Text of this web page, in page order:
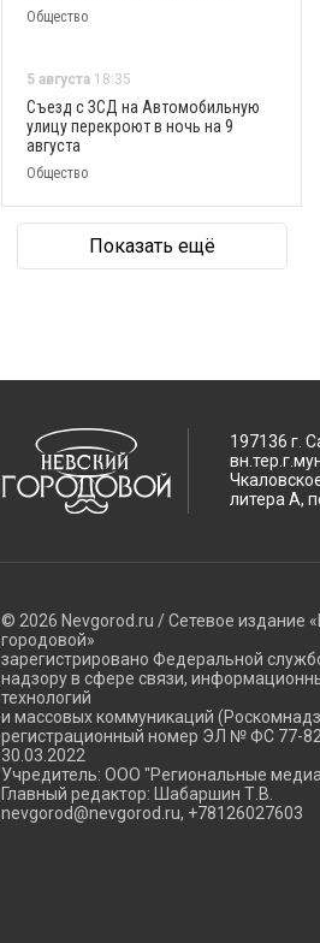
Общество
5 августа 18:35
Съезд с ЗСД на Автомобильную
улицу перекроют в ночь на 9
августа
Общество
Показать ещё
197136 г.
литера А,
© 2026 Nevgorod.ru / Сетевое издание
городовой»
зарегистрировано Федеральной
надзору в сфере связи,
технологий
и массовых коммуникаций
регистрационный номер ЭЛ № ФС 77-
30.03.2022
Учредитель: ООО "Региональные
Главный редактор: Шабаршин Т.В.
nevgorod@nevgorod.ru, +78126027603